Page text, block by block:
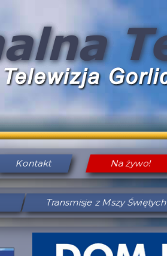
Kontakt Na żywo!
Transmisje z Mszy Świętych